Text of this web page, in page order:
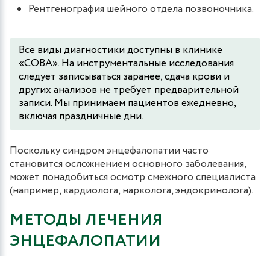
Рентгенография шейного отдела позвоночника.
Все виды диагностики доступны в клинике
«СОВА». На инструментальные исследования
следует записываться заранее, сдача крови и
других анализов не требует предварительной
записи. Мы принимаем пациентов ежедневно,
включая праздничные дни.
Поскольку синдром энцефалопатии часто
становится осложнением основного заболевания,
может понадобиться осмотр смежного специалиста
(например, кардиолога, нарколога, эндокринолога).
МЕТОДЫ ЛЕЧЕНИЯ
ЭНЦЕФАЛОПАТИИ